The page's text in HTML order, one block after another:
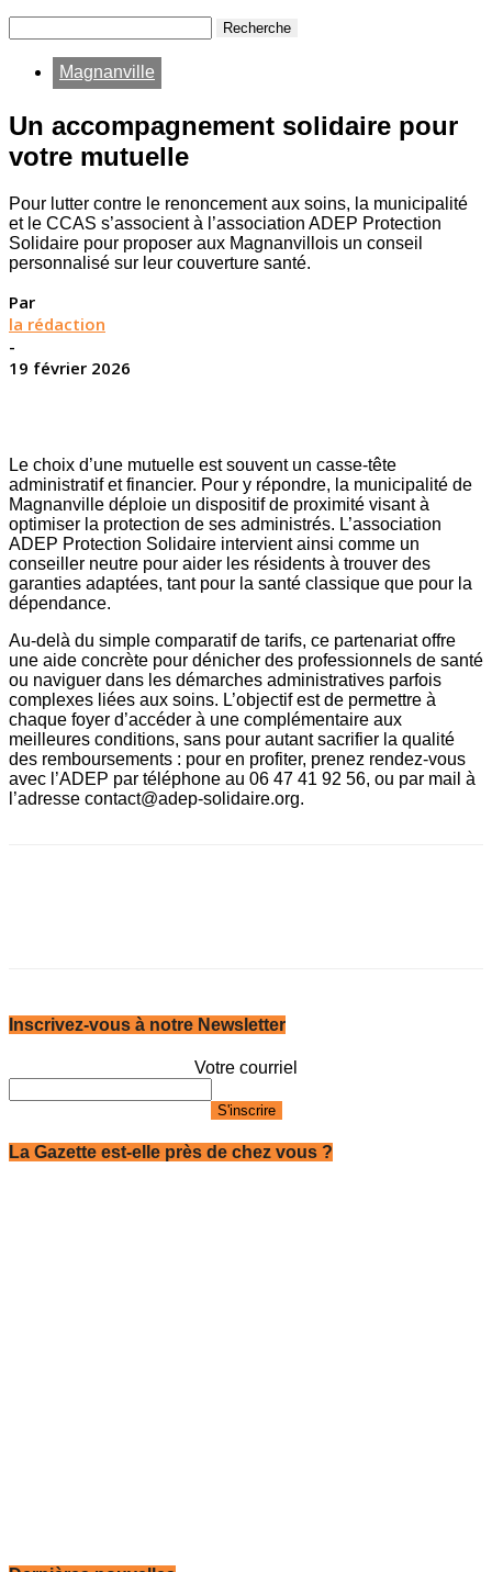
Magnanville
Un accompagnement solidaire pour
votre mutuelle
Pour lutter contre le renoncement aux soins, la municipalité
et le CCAS s’associent à l’association ADEP Protection
Solidaire pour proposer aux Magnanvillois un conseil
personnalisé sur leur couverture santé.
Par
la rédaction
-
19 février 2026
Le choix d’une mutuelle est souvent un casse-tête
administratif et financier. Pour y répondre, la municipalité de
Magnanville déploie un dispositif de proximité visant à
optimiser la protection de ses administrés. L’association
ADEP Protection Solidaire intervient ainsi comme un
conseiller neutre pour aider les résidents à trouver des
garanties adaptées, tant pour la santé classique que pour la
dépendance.
Au-delà du simple comparatif de tarifs, ce partenariat offre
une aide concrète pour dénicher des professionnels de santé
ou naviguer dans les démarches administratives parfois
complexes liées aux soins. L’objectif est de permettre à
chaque foyer d’accéder à une complémentaire aux
meilleures conditions, sans pour autant sacrifier la qualité
des remboursements : pour en profiter, prenez rendez-vous
avec l’ADEP par téléphone au 06 47 41 92 56, ou par mail à
l’adresse contact@adep-solidaire.org.
Inscrivez-vous à notre Newsletter
Votre courriel
La Gazette est-elle près de chez vous ?